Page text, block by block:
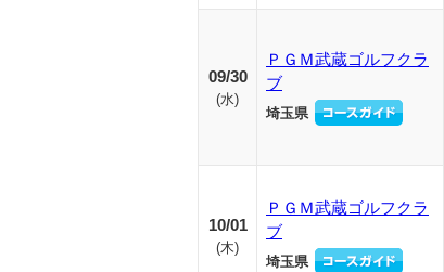
09/30
(水)
ＰＧＭ武蔵ゴルフクラ
ブ
埼玉県
10/01
(木)
ＰＧＭ武蔵ゴルフクラ
ブ
埼玉県